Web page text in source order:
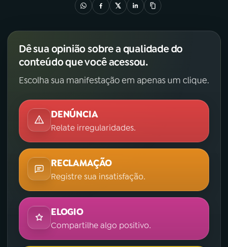
Dê sua opinião sobre a qualidade do
conteúdo que você acessou.
Escolha sua manifestação em apenas um clique.
DENÚNCIA
Relate irregularidades.
RECLAMAÇÃO
Registre sua insatisfação.
ELOGIO
Compartilhe algo positivo.